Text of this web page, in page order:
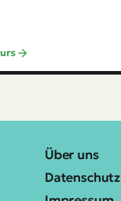
Über uns
Datenschutz